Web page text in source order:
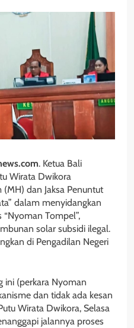
. Ketua Bali
Wirata Dwikora
dan Jaksa Penuntut
dalam menyidangkan
Tompel”,
solar subsidi ilegal.
di Pengadilan Negeri
ini (perkara Nyoman
dan tidak ada kesan
Wirata Dwikora, Selasa
jalannya proses